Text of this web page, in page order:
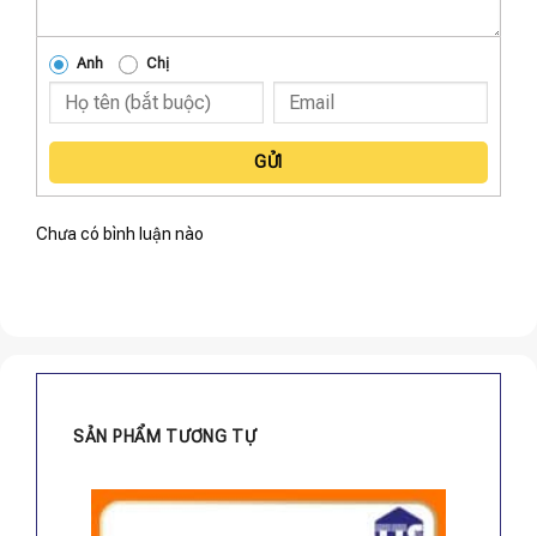
Anh Chị
GỬI
Chưa có bình luận nào
SẢN PHẨM TƯƠNG TỰ